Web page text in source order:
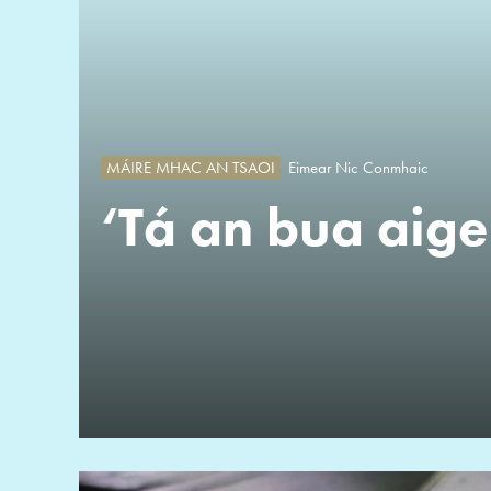
‘Tá an bua
MÁIRE MHAC AN TSAOI Eimear Nic Conmhaic